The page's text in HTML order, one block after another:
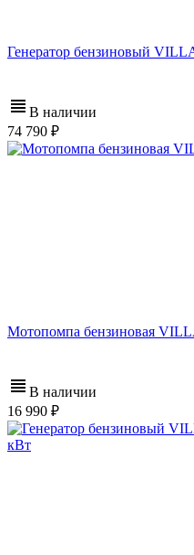
Генератор бензиновый
В наличии
74 790
Мотопомпа бензиновая
В наличии
16 990